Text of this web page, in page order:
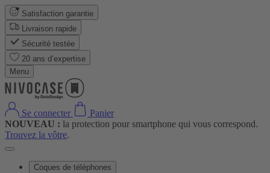
Satisfaction garantie
Livraison rapide
Sécurité testée
20 ans d’expertise
Menu
Se connecter
Panier
NOUVEAU : la protection pour smartphone qui vous correspond.
Trouvez la vôtre.
Coques de téléphones